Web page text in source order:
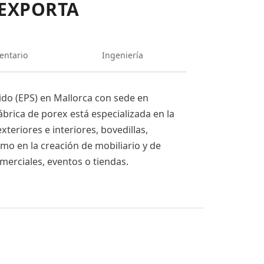
Ingeniería
(EPS) en Mallorca con sede en
de porex está especializada en la
e interiores, bovedillas,
en la creación de mobiliario y de
eventos o tiendas.